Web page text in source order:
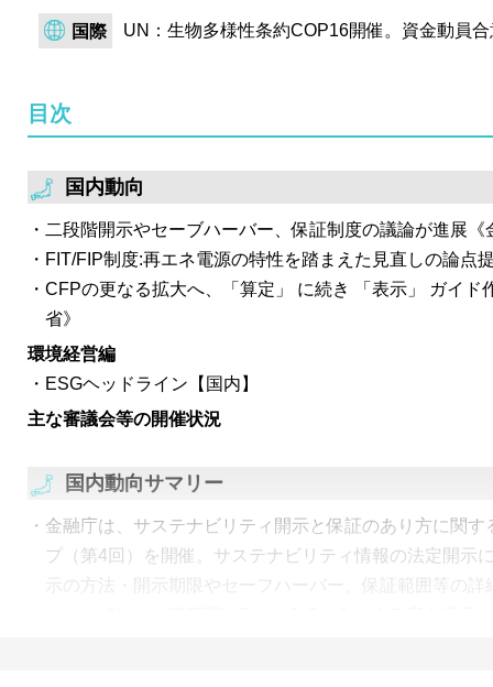
運用部会第23回を開催。年金積立金運用の目的を「専
する従来の姿勢を踏襲しつつ、「社会的・環境的効果（
え方を提示。GPIFによるインパクト投資イメージでは
資一任を想定。
国際 UN：生物多様性条約COP16開催。資金動員
目次
国内動向
二段階開示やセーブハーバー、保証制度の議論が進展《
FIT/FIP制度:再エネ電源の特性を踏まえた見直しの論点
CFPの更なる拡大へ、「算定」 に続き 「表示」 ガイド
省》
環境経営編
ESGヘッドライン【国内】
主な審議会等の開催状況
国内動向サマリー
金融庁は、サステナビリティ開示と保証のあり方に関す
プ（第4回）を開催。サステナビリティ情報の法定開示
示の方法・開示期限やセーフハーバー、保証範囲等の